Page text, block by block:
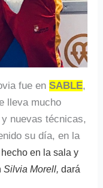
fue enSABLE,
lleva mucho
nuevas técnicas,
su día, en la
en la sala y
Silvia Morell, dará